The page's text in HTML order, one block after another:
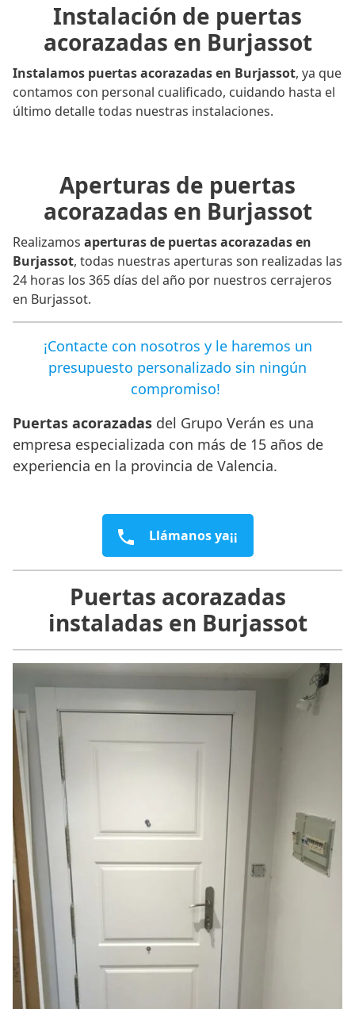
Instalación de puertas
acorazadas en Burjassot
Instalamos puertas acorazadas en Burjassot, ya que
contamos con personal cualificado, cuidando hasta el
último detalle todas nuestras instalaciones.
Aperturas de puertas
acorazadas en Burjassot
Realizamos aperturas de puertas acorazadas en
Burjassot, todas nuestras aperturas son realizadas las
24 horas los 365 días del año por nuestros cerrajeros
en Burjassot.
¡Contacte con nosotros y le haremos un
presupuesto personalizado sin ningún
compromiso!
Puertas acorazadas del Grupo Verán es una
empresa especializada con más de 15 años de
experiencia en la provincia de Valencia.
Llámanos ya¡¡
Puertas acorazadas
instaladas en Burjassot